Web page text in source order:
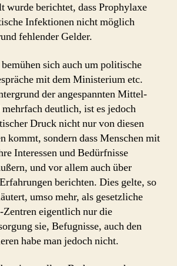
wurde berichtet, dass Prophylaxe
Infektionen nicht möglich
fehlender Gelder.
sich auch um politische
mit dem Ministerium etc.
der angespannten Mittel-
deutlich, ist es jedoch
Druck nicht nur von diesen
kommt, sondern dass Menschen mit
Interessen und Bedürfnisse
und vor allem auch über
berichten. Dies gelte, so
umso mehr, als gesetzliche
eigentlich nur die
sie, Befugnisse, auch den
habe man jedoch nicht.